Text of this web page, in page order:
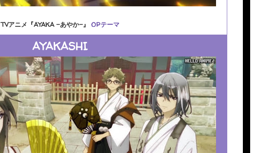
TVアニメ『AYAKA -あやか-』 OPテーマ
AYAKASHI